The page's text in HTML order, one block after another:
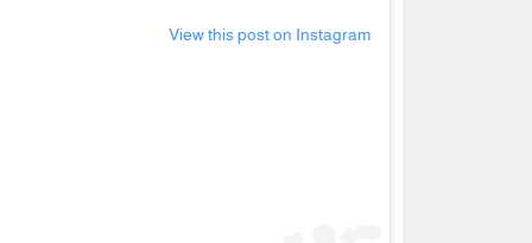
View this post on Instagram